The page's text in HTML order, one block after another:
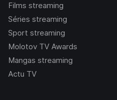
Films streaming
Séries streaming
Sport streaming
Molotov TV Awards
Mangas streaming
Actu TV